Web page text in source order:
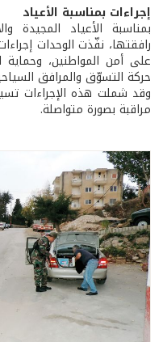
إجراءات بمناسبة الأعياد
بمناسبة الأعياد المجيدة
رافقتها، نفّذت الوحدات
على أمن المواطنين، وحماية
حركة التسوّق والمرافق
وقد شملت هذه الإجراءات
مراقبة بصورة متواصلة.